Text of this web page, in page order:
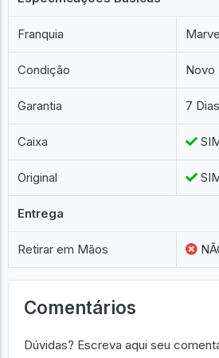
Franquia
Condição Novo
Garantia 7 Dias
Caixa
Original
Entrega
Retirar em Mãos
Comentários
Dúvidas? Escreva aqui seu